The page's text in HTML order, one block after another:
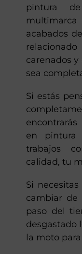
pintura
multimarca
acabados
carenados
sea
Si estás
en pintura
trabajos
calidad, tu
Si
cambiar de
paso del
desgastado
la moto